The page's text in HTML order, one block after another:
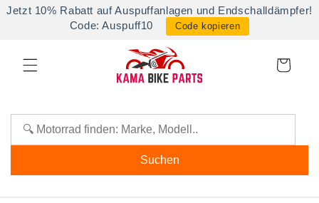
Jetzt 10% Rabatt auf Auspuffanlagen und Endschalldämpfer!
Code: Auspuff10
Code kopieren
Direkt
zum
Warenkorb
Suchen